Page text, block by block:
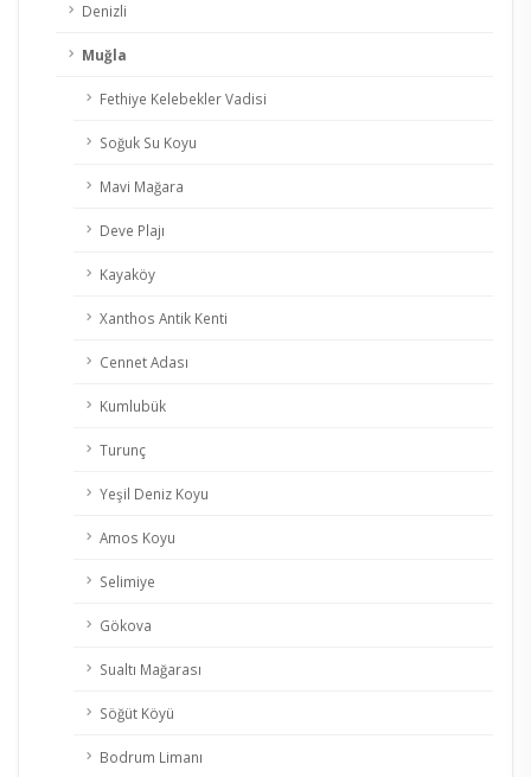
Denizli
Muğla
Fethiye Kelebekler Vadisi
Soğuk Su Koyu
Mavi Mağara
Deve Plajı
Kayaköy
Xanthos Antik Kenti
Cennet Adası
Kumlubük
Turunç
Yeşil Deniz Koyu
Amos Koyu
Selimiye
Gökova
Sualtı Mağarası
Söğüt Köyü
Bodrum Limanı